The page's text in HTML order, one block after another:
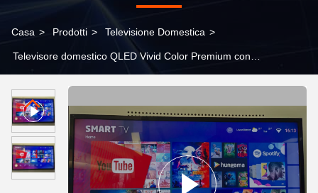
Casa > Prodotti > Televisione Domestica >
Televisore domestico QLED Vivid Color Premium con